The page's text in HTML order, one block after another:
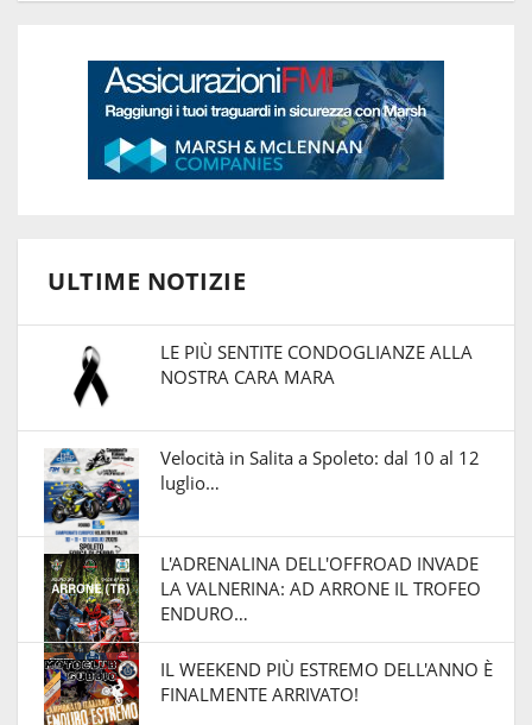
ULTIME NOTIZIE
LE PIÙ SENTITE CONDOGLIANZE ALLA
NOSTRA CARA MARA
Velocità in Salita a Spoleto: dal 10 al 12
luglio…
L'ADRENALINA DELL'OFFROAD INVADE
LA VALNERINA: AD ARRONE IL TROFEO
ENDURO…
IL WEEKEND PIÙ ESTREMO DELL'ANNO È
FINALMENTE ARRIVATO!